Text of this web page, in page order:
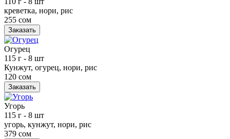
креветка, нори, рис
255 сом
Заказать
Огурец
115 г - 8 шт
Кунжут, огурец, нори, рис
120 сом
Заказать
Угорь
115 г - 8 шт
угорь, кунжут, нори, рис
379 сом